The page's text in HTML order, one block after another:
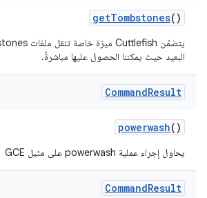
getTombstones()
البعيد حيث يمكننا الحصول عليها مباشرةً.
CommandResult
powerwash()
يحاول إجراء عملية powerwash على مثيل GCE
CommandResult